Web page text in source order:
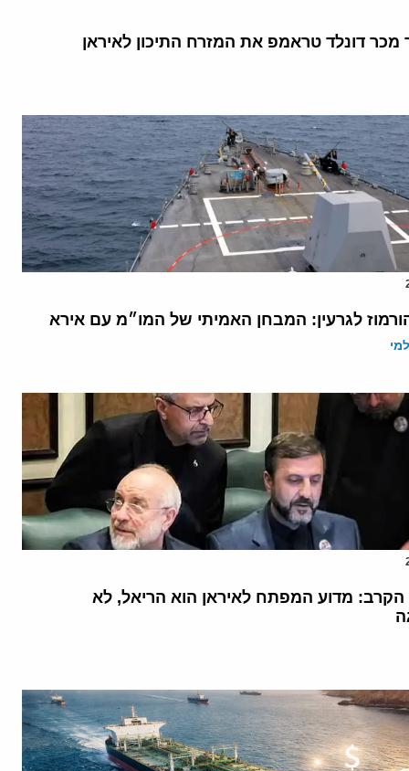
מכר דונלד טראמפ את המזרח התיכון לאיראן
הורמוז לגרעין: המבחן האמיתי של המו״מ עם אירא
מדוע המפתח לאיראן הוא הריאל, לא